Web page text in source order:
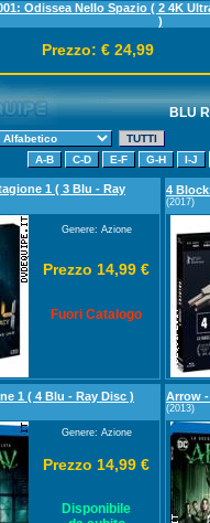
Odissea Nello Spazio ( 2 4K
)
Prezzo: € 24,99
BLU
1 ( 3 Blu - Ray
Genere: Azione
Prezzo 14,99 €
Fuori Catalogo
4
(2017)
1 ( 4 Blu - Ray Disc )
Genere: Azione
Prezzo 14,99 €
Disponibile
Arrow -
(2013)